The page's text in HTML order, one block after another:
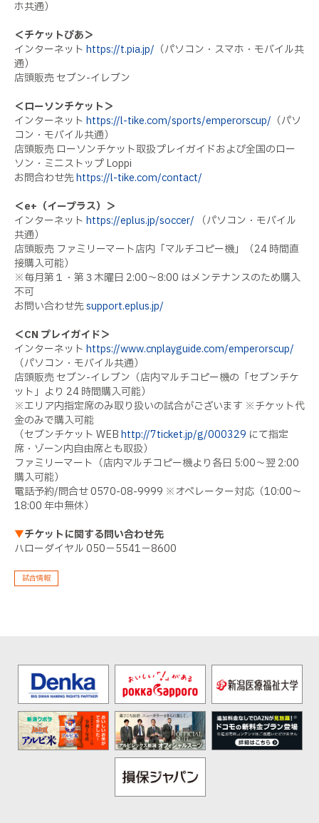
ホ共通）
＜チケットぴあ＞
インターネット https://t.pia.jp/ （パソコン・スマホ・モバイル共
通）
店頭販売 セブン-イレブン
＜ローソンチケット＞
インターネット https://l-tike.com/sports/emperorscup/ （パソ
コン・モバイル共通）
店頭販売 ローソンチケット取扱プレイガイドおよび全国のロー
ソン・ミニストップ Loppi
お問合わせ先https://l-tike.com/contact/
＜e+（イープラス）＞
インターネット https://eplus.jp/soccer/
（パソコン・モバイル
共通）
店頭販売 ファミリーマート店内「マルチコピー機」（24 時間直
接購入可能）
※毎月第１・第３木曜日 2:00～8:00 はメンテナンスのため購入
不可
お問い合わせ先support.eplus.jp/
＜CN プレイガイド＞
インターネット https://www.cnplayguide.com/emperorscup/
（パソコン・モバイル共通）
店頭販売 セブン-イレブン（店内マルチコピー機の「セブンチケ
ット」より 24 時間購入可能）
※エリア内指定席のみ取り扱いの試合がございます ※チケット代
金のみで購入可能
（セブンチケット WEBhttp://7ticket.jp/g/000329 にて指定
席・ゾーン内自由席とも取扱）
ファミリーマート（店内マルチコピー機より各日 5:00～翌 2:00
購入可能）
電話予約/問合せ 0570-08-9999 ※オペレーター対応（10:00～
18:00 年中無休）
▼チケットに関する問い合わせ先
ハローダイヤル 050－5541－8600
試合情報